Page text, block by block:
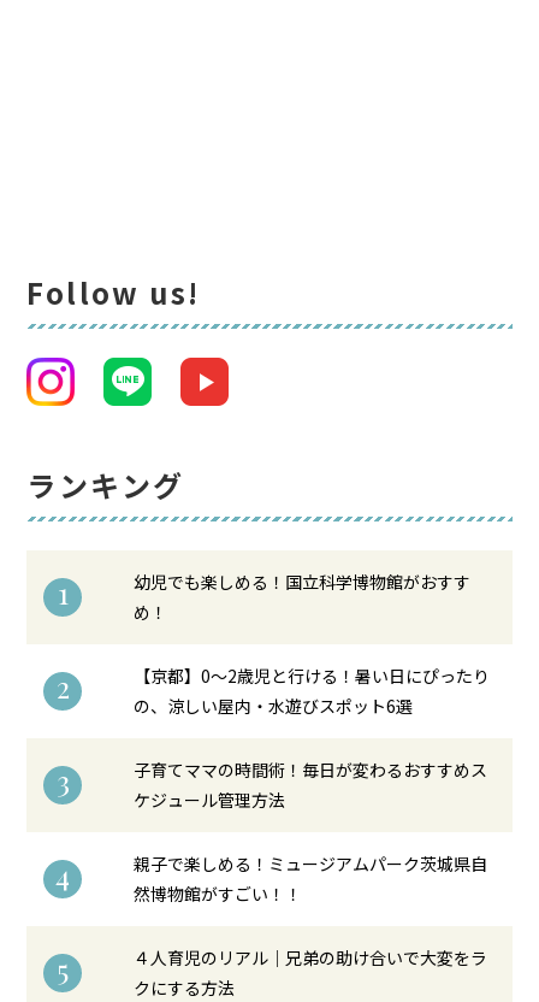
Follow us!
ランキング
1
幼児でも楽しめる！国立科学博物館がおすす
め！
2
【京都】0〜2歳児と行ける！暑い日にぴったり
の、涼しい屋内・水遊びスポット6選
3
子育てママの時間術！毎日が変わるおすすめス
ケジュール管理方法
4
親子で楽しめる！ミュージアムパーク茨城県自
然博物館がすごい！！
5
４人育児のリアル｜兄弟の助け合いで大変をラ
クにする方法